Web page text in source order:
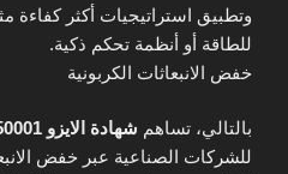
وتطبيق استراتيجيات أكثر
للطاقة أو أنظمة تحكم ذكية.
خفض الانبعاثات الكربونية
بالتالي، تساهم شهادة الايزو 50001
للشركات الصناعية عبر خفض